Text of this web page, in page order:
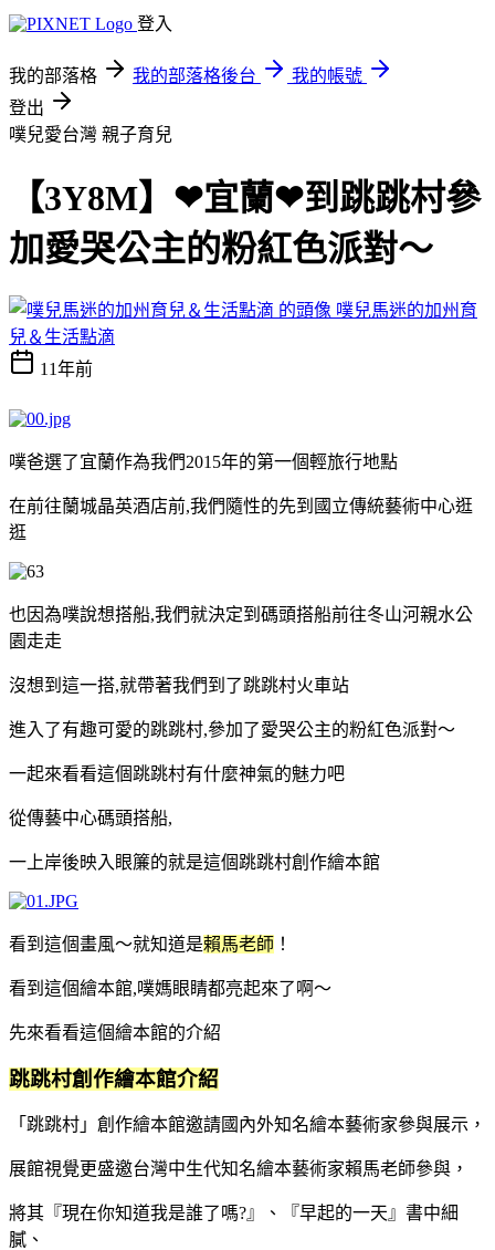
登入
我的部落格 我的部落格後台
我的帳號
登出
噗兒愛台灣 親子育兒
【3Y8M】❤宜蘭❤到跳跳村參
加愛哭公主的粉紅色派對～
噗兒馬迷的加州育
兒＆生活點滴
11年前
噗爸選了宜蘭作為我們2015年的第一個輕旅行地點
在前往蘭城晶英酒店前,我們隨性的先到國立傳統藝術中心逛
逛
也因為噗說想搭船,我們就決定到碼頭搭船前往冬山河親水公
園走走
沒想到這一搭,就帶著我們到了跳跳村火車站
進入了有趣可愛的跳跳村,參加了愛哭公主的粉紅色派對～
一起來看看這個跳跳村有什麼神氣的魅力吧
從傳藝中心碼頭搭船,
一上岸後映入眼簾的就是這個跳跳村創作繪本館
看到這個畫風～就知道是賴馬老師 ！
看到這個繪本館,噗媽眼睛都亮起來了啊～
先來看看這個繪本館的介紹
跳跳村創作繪本館介紹
「跳跳村」創作繪本館邀請國內外知名繪本藝術家參與展示，
展館視覺更盛邀台灣中生代知名繪本藝術家賴馬老師參與，
將其『現在你知道我是誰了嗎?』、『早起的一天』書中細
膩、